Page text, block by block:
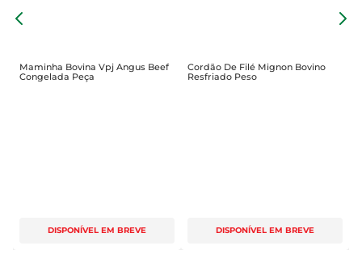
Maminha Bovina Vpj Angus Beef
Congelada Peça
DISPONÍVEL EM BREVE
Cordão De Filé Mignon Bovino
Resfriado Peso
DISPONÍVEL EM BREVE